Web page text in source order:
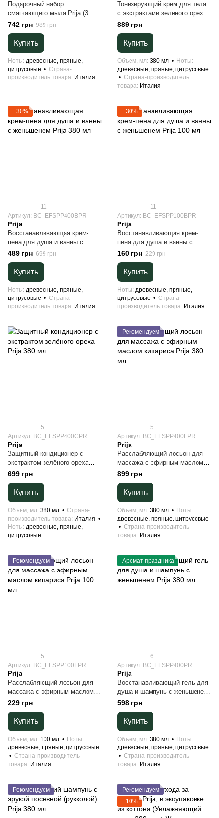
Подарочный набор
смягчающего мыла Prija (3
шт*100 г)
742 грн 989 грн
Купить
Ноты древесные, пряные,
цитрусовые
Страна-
производитель товара Италия
Тонизирующий крем для тела
с экстрактами зеленого ореха
и центеллы азиатской Prija 380
889 грн
Купить
Объем, мл 380 мл
Ноты
древесные, пряные, цитрусовые
Страна-производитель
товара Италия
−30%
11
Артикул: BC_EFSPP400BPR
Prija
Восстанавливающая крем-
пена для душа и ванны с
женьшенем Prija 380 мл
489 грн 699 грн
Купить
Ноты древесные, пряные,
цитрусовые
Страна-
производитель товара Италия
−30%
11
Артикул: BC_EFSPP100BPR
Prija
Восстанавливающая крем-
пена для душа и ванны с
женьшенем Prija 100 мл
160 грн 229 грн
Купить
Ноты древесные, пряные,
цитрусовые
Страна-
производитель товара Италия
5
Артикул: BC_EFSPP400CPR
Prija
Защитный кондиционер с
экстрактом зелёного ореха
Prija 380 мл
699 грн
Купить
Объем, мл 380 мл
Страна-
производитель товара Италия
Ноты древесные, пряные,
цитрусовые
Рекомендуем
5
Артикул: BC_EFSPP400LPR
Prija
Расслабляющий лосьон для
массажа с эфирным маслом
кипариса Prija 380 мл
899 грн
Купить
Объем, мл 380 мл
Ноты
древесные, пряные, цитрусовые
Страна-производитель
товара Италия
Рекомендуем
5
Артикул: BC_EFSPP100LPR
Prija
Расслабляющий лосьон для
массажа с эфирным маслом
кипариса Prija 100 мл
229 грн
Купить
Объем, мл 100 мл
Ноты
древесные, пряные, цитрусовые
Страна-производитель
товара Италия
Аромат праздника
6
Артикул: BC_EFSPP400PR
Prija
Восстанавливающий гель для
душа и шампунь с женьшенем
Prija 380 мл
598 грн
Купить
Объем, мл 380 мл
Ноты
древесные, пряные, цитрусовые
Страна-производитель
товара Италия
Рекомендуем
Рекомендуем
−10%